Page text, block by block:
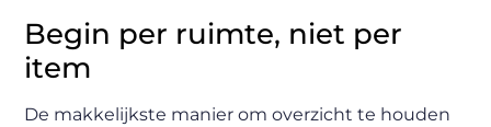
Begin per ruimte, niet per
item
De makkelijkste manier om overzicht te houden